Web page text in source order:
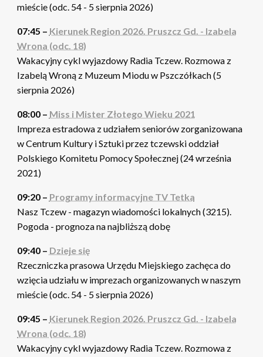
mieście (odc. 54 - 5 sierpnia 2026)
07:45 – Kierunek Region 2026. Pruszcz Gd. - Izabela
Wrona (odc. 18)
Wakacyjny cykl wyjazdowy Radia Tczew. Rozmowa z
Izabelą Wroną z Muzeum Miodu w Pszczółkach (5
sierpnia 2026)
08:00 – Miss i Mister Złotego Wieku 2021
Impreza estradowa z udziałem seniorów zorganizowana
w Centrum Kultury i Sztuki przez tczewski oddział
Polskiego Komitetu Pomocy Społecznej (24 września
2021)
09:20 – Programy informacyjne TV Tetka
Nasz Tczew - magazyn wiadomości lokalnych (3215).
Pogoda - prognoza na najbliższą dobę
09:40 – Dzieje się
Rzeczniczka prasowa Urzędu Miejskiego zachęca do
wzięcia udziału w imprezach organizowanych w naszym
mieście (odc. 54 - 5 sierpnia 2026)
09:45 – Kierunek Region 2026. Pruszcz Gd. - Izabela
Wrona (odc. 18)
Wakacyjny cykl wyjazdowy Radia Tczew. Rozmowa z